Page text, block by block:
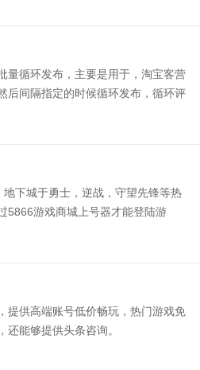
量循环发布，主要是用于，淘宝客营
后间隔指定的时候循环发布，循环评
下城于勇士，逆战，守望先锋等热
5866游戏商城上号器才能登陆游
提供高端账号低价畅玩，热门游戏免
能够提供头条咨询。